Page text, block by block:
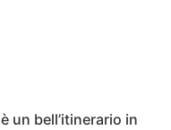
è un bell’itinerario in